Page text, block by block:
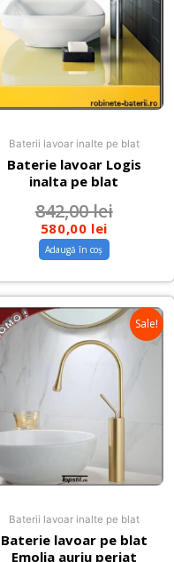
Baterii lavoar inalte pe blat
Baterie lavoar Logis
inalta pe blat
842,00lei
580,00 lei
Adaugă în coș
Sale!
Baterii lavoar inalte pe blat
Baterie lavoar pe blat
Emolia auriu periat